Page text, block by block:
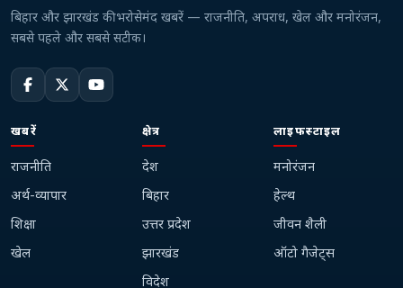
बिहार और झारखंड की भरोसेमंद खबरें — राजनीति, अपराध, खेल और मनोरंजन,
सबसे पहले और सबसे सटीक।
खबरें
राजनीति
अर्थ-व्यापार
शिक्षा
खेल
क्षेत्र
देश
बिहार
उत्तर प्रदेश
झारखंड
विदेश
लाइफस्टाइल
मनोरंजन
हेल्थ
जीवन शैली
ऑटो गैजेट्स